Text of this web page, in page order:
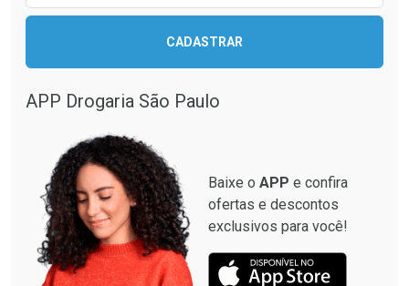
CADASTRAR
APP Drogaria São Paulo
Baixe o APP e confira
ofertas e descontos
exclusivos para você!